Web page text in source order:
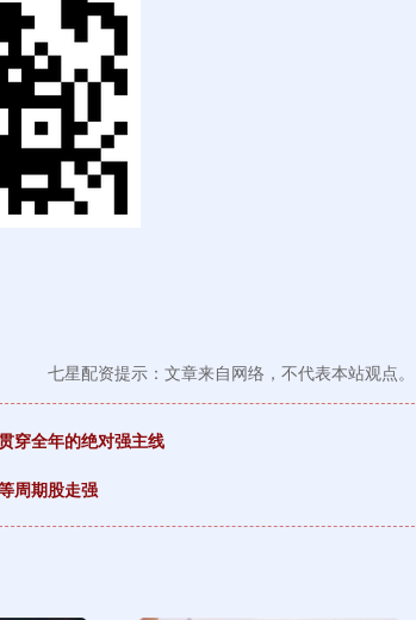
七星配资提示：文章来自网络，不代表本站观点。
穿全年的绝对强主线
周期股走强